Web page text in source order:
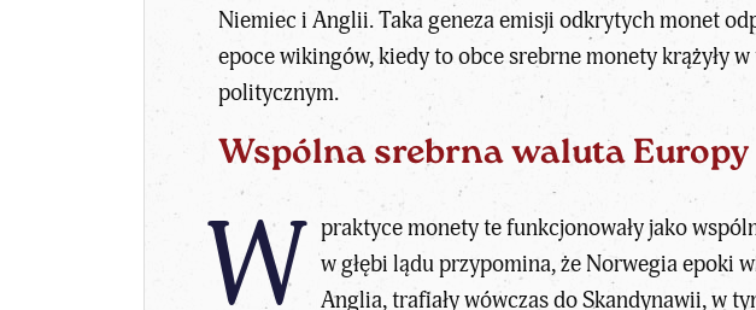
Niemiec i Anglii. Taka geneza emisji odkrytych monet
epoce wikingów, kiedy to obce srebrne monety krążyły
politycznym.
Wspólna srebrna waluta Europy
W praktyce monety te funkcjonowały jako
w głębi lądu przypomina, że Norwegia epoki
Anglia, trafiały wówczas do Skandynawii, w